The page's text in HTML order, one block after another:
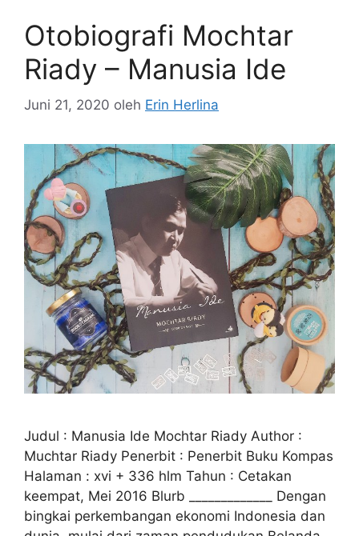
Otobiografi Mochtar
Riady – Manusia Ide
Juni 21, 2020 oleh Erin Herlina
Judul : Manusia Ide Mochtar Riady Author :
Muchtar Riady Penerbit : Penerbit Buku Kompas
Halaman : xvi + 336 hlm Tahun : Cetakan
keempat, Mei 2016 Blurb _____________ Dengan
bingkai perkembangan ekonomi Indonesia dan